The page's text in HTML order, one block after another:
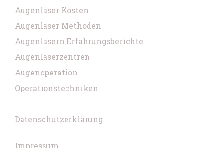
Augenlaser Kosten
Augenlaser Methoden
Augenlasern Erfahrungsberichte
Augenlaserzentren
Augenoperation
Operationstechniken
Datenschutzerklärung
Impressum